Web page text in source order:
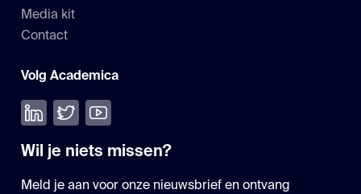
Media kit
Contact
Volg Academica
Volg ons op LinkedIn
Volg ons op Twitter
Bekijk onze YouTube
Wil je niets missen?
Meld je aan voor onze nieuwsbrief en ontvang